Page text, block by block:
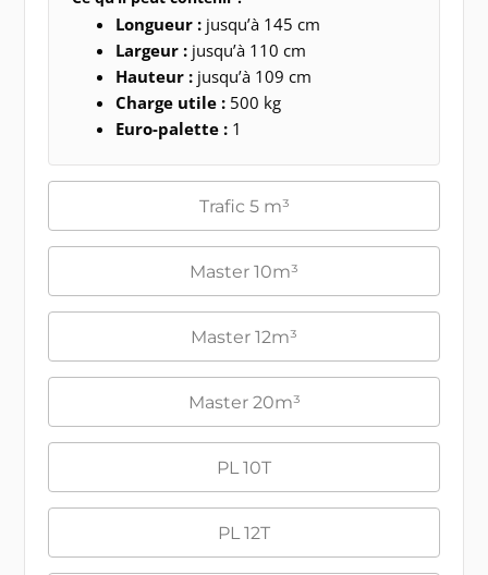
Trafic 5 m³
Master 10m³
Master 12m³
Master 20m³
PL 10T
PL 12T
Longueur : jusqu’à 145 cm
Largeur : jusqu’à 110 cm
Hauteur : jusqu’à 109 cm
Charge utile : 500 kg
Euro-palette : 1